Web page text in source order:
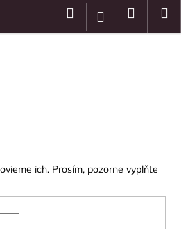
Hľadať Prihlásenie
košík
ich. Prosím, pozorne vyplňte